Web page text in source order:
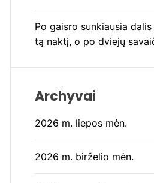
Po gaisro sunkiausia
tą naktį, o po dviejų
Archyvai
2026 m. liepos mėn.
2026 m. birželio mėn.